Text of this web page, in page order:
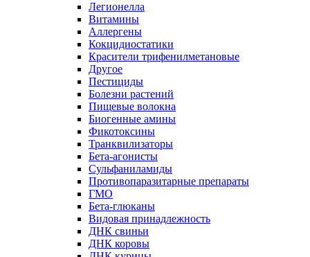
Легионелла
Витамины
Аллергены
Кокцидиостатики
Красители трифенилметановые
Другое
Пестициды
Болезни растений
Пищевые волокна
Биогенные амины
Фикотоксины
Транквилизаторы
Бета-агонисты
Сульфаниламиды
Противопаразитарные препараты
ГМО
Бета-глюканы
Видовая принадлежность
ДНК свиньи
ДНК коровы